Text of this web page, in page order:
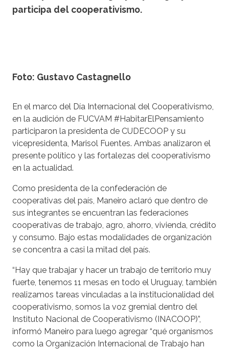
participa del cooperativismo.
Foto: Gustavo Castagnello
En el marco del Día Internacional del Cooperativismo,
en la audición de FUCVAM #HabitarElPensamiento
participaron la presidenta de CUDECOOP y su
vicepresidenta, Marisol Fuentes. Ambas analizaron el
presente político y las fortalezas del cooperativismo
en la actualidad.
Como presidenta de la confederación de
cooperativas del país, Maneiro aclaró que dentro de
sus integrantes se encuentran las federaciones
cooperativas de trabajo, agro, ahorro, vivienda, crédito
y consumo. Bajo estas modalidades de organización
se concentra a casi la mitad del país.
“Hay que trabajar y hacer un trabajo de territorio muy
fuerte, tenemos 11 mesas en todo el Uruguay, también
realizamos tareas vinculadas a la institucionalidad del
cooperativismo, somos la voz gremial dentro del
Instituto Nacional de Cooperativismo (INACOOP)”,
informó Maneiro para luego agregar “qué organismos
como la Organización Internacional de Trabajo han